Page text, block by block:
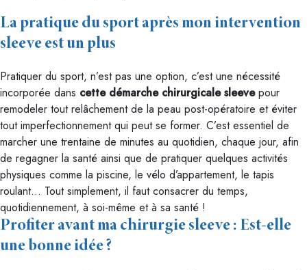
La pratique du sport après mon intervention
sleeve est un plus
Pratiquer du sport, n’est pas une option, c’est une nécessité
incorporée dans cette démarche chirurgicale sleevepour
remodeler tout relâchement de la peau post-opératoire et éviter
tout imperfectionnement qui peut se former. C’est essentiel de
marcher une trentaine de minutes au quotidien, chaque jour, afin
de regagner la santé ainsi que de pratiquer quelques activités
physiques comme la piscine, le vélo d’appartement, le tapis
roulant… Tout simplement, il faut consacrer du temps,
quotidiennement, à soi-même et à sa santé !
Profiter avant ma chirurgie sleeve : Est-elle
une bonne idée ?